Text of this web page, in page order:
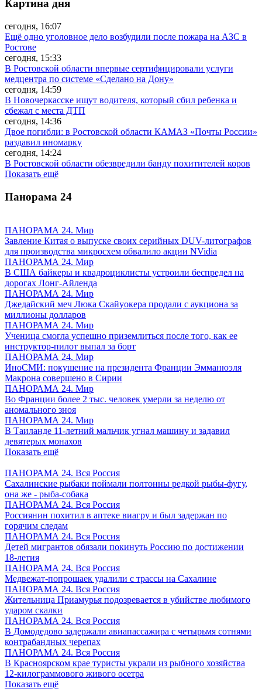
Картина дня
сегодня, 16:07
Ещё одно уголовное дело возбудили после пожара на АЗС в
Ростове
сегодня, 15:33
В Ростовской области впервые сертифицировали услуги
медцентра по системе «Сделано на Дону»
сегодня, 14:59
В Новочеркасске ищут водителя, который сбил ребенка и
сбежал с места ДТП
сегодня, 14:36
Двое погибли: в Ростовской области КАМАЗ «Почты России»
раздавил иномарку
сегодня, 14:24
В Ростовской области обезвредили банду похитителей коров
Показать ещё
Панорама 24
ПАНОРАМА 24. Мир
Завление Китая о выпуске своих серийных DUV-литографов
для производства микросхем обвалило акции NVidia
ПАНОРАМА 24. Мир
В США байкеры и квадроциклисты устроили беспредел на
дорогах Лонг-Айленда
ПАНОРАМА 24. Мир
Джедайский меч Люка Скайуокера продали с аукциона за
миллионы долларов
ПАНОРАМА 24. Мир
Ученица смогла успешно приземлиться после того, как ее
инструктор-пилот выпал за борт
ПАНОРАМА 24. Мир
ИноСМИ: покушение на президента Франции Эмманюэля
Макрона совершено в Сирии
ПАНОРАМА 24. Мир
Во Франции более 2 тыс. человек умерли за неделю от
аномального зноя
ПАНОРАМА 24. Мир
В Таиланде 11-летний мальчик угнал машину и задавил
девятерых монахов
Показать ещё
ПАНОРАМА 24. Вся Россия
Сахалинские рыбаки поймали полтонны редкой рыбы-фугу,
она же - рыба-собака
ПАНОРАМА 24. Вся Россия
Россиянин похитил в аптеке виагру и был задержан по
горячим следам
ПАНОРАМА 24. Вся Россия
Детей мигрантов обязали покинуть Россию по достижении
18-летия
ПАНОРАМА 24. Вся Россия
Медвежат-попрошаек удалили с трассы на Сахалине
ПАНОРАМА 24. Вся Россия
Жительница Приамурья подозревается в убийстве любимого
ударом скалки
ПАНОРАМА 24. Вся Россия
В Домодедово задержали авиапассажира с четырьмя сотнями
контрабандных черепах
ПАНОРАМА 24. Вся Россия
В Красноярском крае туристы украли из рыбного хозяйства
12-килограммового живого осетра
Показать ещё